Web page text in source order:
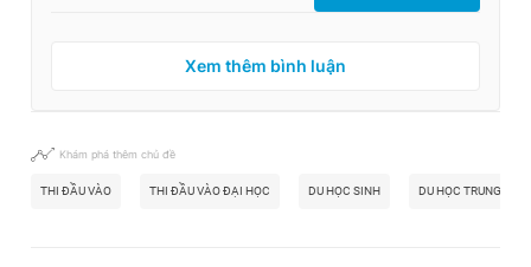
Xem thêm bình luận
Khám phá thêm chủ đề
THI ĐẦU VÀO THI ĐẦU VÀO ĐẠI HỌC DU HỌC SINH DU HỌC TRUNG